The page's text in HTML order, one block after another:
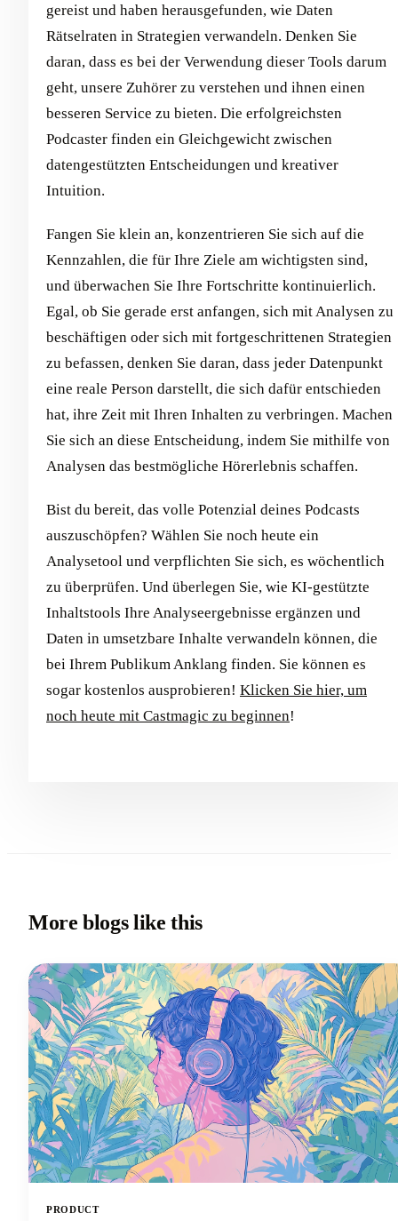
gereist und haben herausgefunden, wie Daten
Rätselraten in Strategien verwandeln. Denken Sie
daran, dass es bei der Verwendung dieser Tools darum
geht, unsere Zuhörer zu verstehen und ihnen einen
besseren Service zu bieten. Die erfolgreichsten
Podcaster finden ein Gleichgewicht zwischen
datengestützten Entscheidungen und kreativer
Intuition.
Fangen Sie klein an, konzentrieren Sie sich auf die
Kennzahlen, die für Ihre Ziele am wichtigsten sind,
und überwachen Sie Ihre Fortschritte kontinuierlich.
Egal, ob Sie gerade erst anfangen, sich mit Analysen zu
beschäftigen oder sich mit fortgeschrittenen Strategien
zu befassen, denken Sie daran, dass jeder Datenpunkt
eine reale Person darstellt, die sich dafür entschieden
hat, ihre Zeit mit Ihren Inhalten zu verbringen. Machen
Sie sich an diese Entscheidung, indem Sie mithilfe von
Analysen das bestmögliche Hörerlebnis schaffen.
Bist du bereit, das volle Potenzial deines Podcasts
auszuschöpfen? Wählen Sie noch heute ein
Analysetool und verpflichten Sie sich, es wöchentlich
zu überprüfen. Und überlegen Sie, wie KI-gestützte
Inhaltstools Ihre Analyseergebnisse ergänzen und
Daten in umsetzbare Inhalte verwandeln können, die
bei Ihrem Publikum Anklang finden. Sie können es
sogar kostenlos ausprobieren! Klicken Sie hier, um
noch heute mit Castmagic zu beginnen!
More blogs like this
PRODUCT